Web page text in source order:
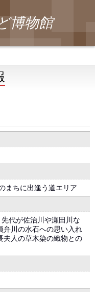
博物館
まちに出逢う道エリア
代が佐治川や瀬田川な
弁川の水石への思い入れ
夫人の草木染の織物との